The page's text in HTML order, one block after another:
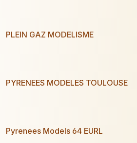
PLEIN GAZ MODELISME
PYRENEES MODELES TOULOUSE
Pyrenees Models 64 EURL